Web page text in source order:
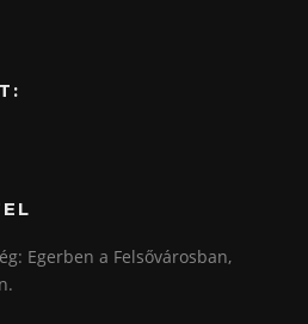
Egerben a Felsővárosban,